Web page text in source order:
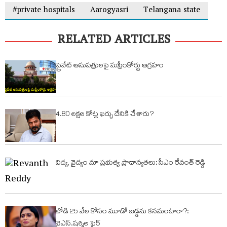
#private hospitals
Aarogyasri Telangana state
RELATED ARTICLES
ప్రైవేట్ ఆసుపత్రులపై సుప్రీంకోర్టు ఆగ్రహం
4.80 ల‌క్ష‌ల కోట్ల ఖ‌ర్చు దేనికి చేశారు?
విద్య‌, వైద్యం మా ప్ర‌భుత్వ ప్రాధాన్య‌త‌లు: సీఎం రేవంత్ రెడ్డి
బోడి 25 వేల కోసం మూడో బిడ్డను కనమంటారా?:
వైఎస్.షర్మిల ఫైర్